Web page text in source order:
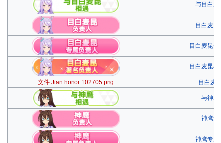
与目白麦
目白麦昆
目白麦昆专
目白麦昆著
文件:Jian honor 102705.png 目白麦
与神鹰
神鹰负
神鹰专属